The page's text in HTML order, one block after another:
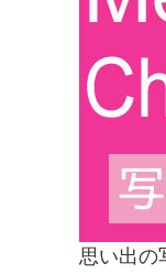
思い出の